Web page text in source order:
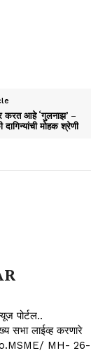
करत आहे ‘गुलनाझ’ –
दागिन्यांची मोहक श्रेणी
पोर्टल..
लाईव्ह करणारे
MH- 26-